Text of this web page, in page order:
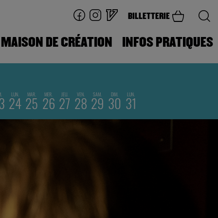
BILLETTERIE
MAISON DE CRÉATION INFOS PRATIQUES
LUN.
24 MAR.
25 MER.
26 JEU.
27 VEN.
28 SAM.
29 DIM.
30 LUN.
31